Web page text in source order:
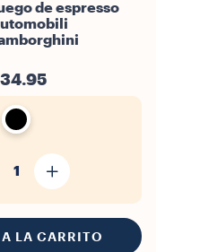
de espresso
1
A LA CARRITO